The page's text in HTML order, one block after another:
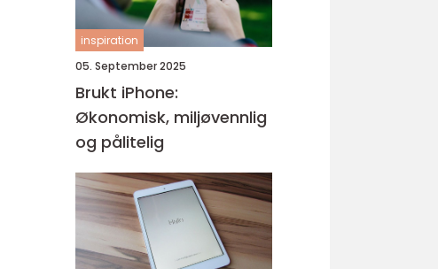
inspiration
05. September 2025
Brukt iPhone:
Økonomisk, miljøvennlig
og pålitelig